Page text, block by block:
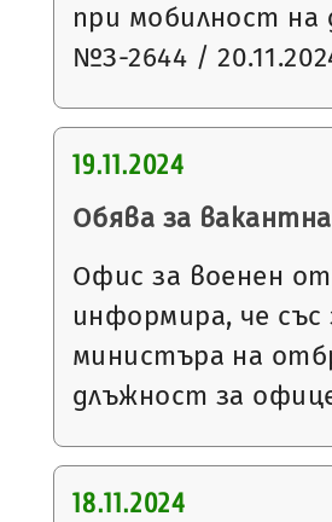
при мобилност на
№З-2644 /
19.11.2024
Обява за
Офис за военен
информира, че със
министъра на
длъжност за
18.11.2024